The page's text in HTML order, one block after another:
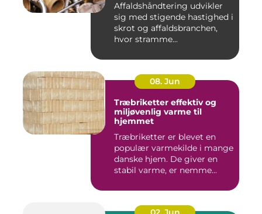
Affaldshåndtering udvikler
sig med stigende hastighed i
skrot og affaldsbranchen,
hvor stramme...
08. Jun
Træbriketter effektiv og
miljøvenlig varme til
hjemmet
Træbriketter er blevet en
populær varmekilde i mange
danske hjem. De giver en
stabil varme, er nemme...